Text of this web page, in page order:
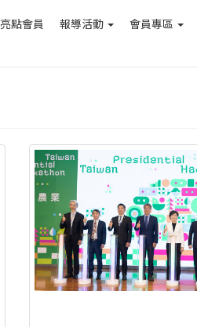
亮點會員 報導活動 會員專區